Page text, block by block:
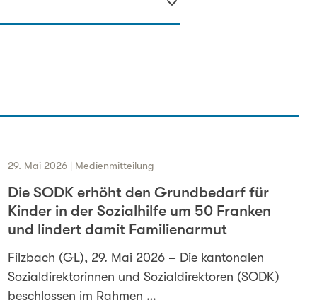
29. Mai 2026 | Medienmitteilung
Die SODK erhöht den Grundbedarf für
Kinder in der Sozialhilfe um 50 Franken
und lindert damit Familienarmut
Filzbach (GL), 29. Mai 2026 – Die kantonalen
Sozialdirektorinnen und Sozialdirektoren (SODK)
beschlossen im Rahmen …